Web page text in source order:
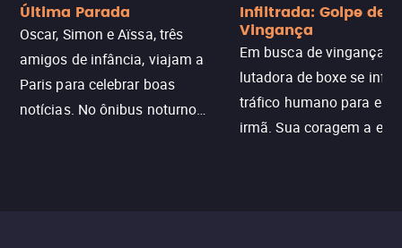
Última Parada
Oscar, Simon e Aïssa, três
amigos de infância, viajam a
Paris para celebrar boas
notícias. No ônibus noturno
Infiltrada: Golpe de
Vingança
Em busca de vingança,
lutadora de boxe se
tráfico humano para
irmã. Sua coragem a